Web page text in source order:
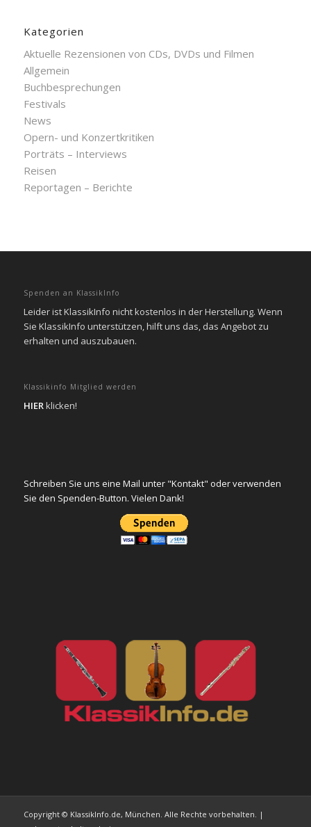
Kategorien
Aktuelle Rezensionen von CDs, DVDs und Filmen
Allgemein
Buchbesprechungen
Festivals
News
Opern- und Konzertkritiken
Porträts – Interviews
Reisen
Reportagen – Berichte
Spenden an KlassikInfo
Leider ist KlassikInfo nicht kostenlos in der Herstellung. Wenn
Sie KlassikInfo unterstützen, hilft uns das, das Angebot zu
erhalten und auszubauen.
Klassikinfo Mitglied werden
HIERklicken!
Schreiben Sie uns eine Mail unter "Kontakt" oder verwenden
Sie den Spenden-Button. Vielen Dank!
Copyright © KlassikInfo.de, München. Alle Rechte vorbehalten. |